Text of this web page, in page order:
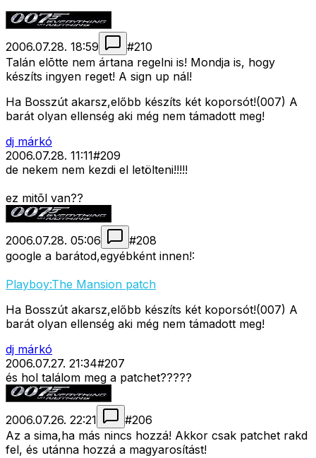
2006.07.28. 18:59 #210
Talán elõtte nem ártana regelni is! Mondja is, hogy
készíts ingyen reget! A sign up nál!
Ha Bosszút akarsz,előbb készíts két koporsót!(007) A
barát olyan ellenség aki még nem támadott meg!
dj márkó
2006.07.28. 11:11#209
de nekem nem kezdi el letölteni!!!!!
ez mitõl van??
2006.07.28. 05:06 #208
google a barátod,egyébként innen!:
Playboy:The Mansion patch
Ha Bosszút akarsz,előbb készíts két koporsót!(007) A
barát olyan ellenség aki még nem támadott meg!
dj márkó
2006.07.27. 21:34#207
és hol találom meg a patchet?????
2006.07.26. 22:21 #206
Az a sima,ha más nincs hozzá! Akkor csak patchet rakd
fel, és utánna hozzá a magyarosítást!